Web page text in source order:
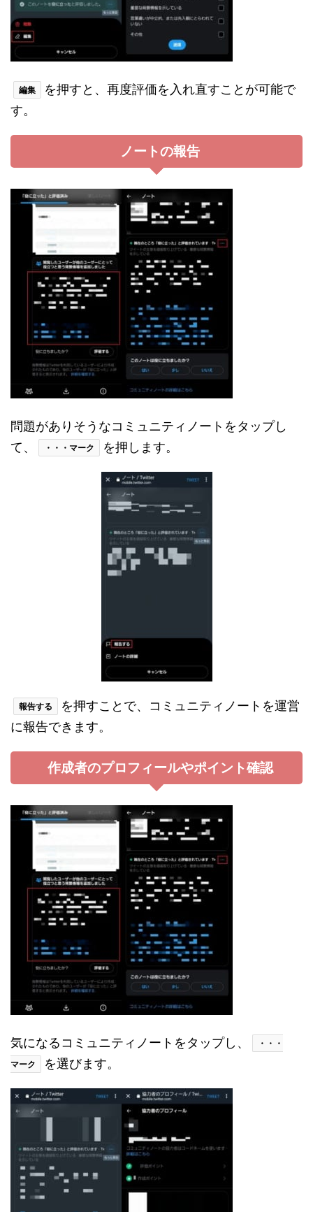
編集
を押すと、再度評価を入れ直すことが可能で
す。
ノートの報告
問題がありそうなコミュニティノートをタップし
て、
・・・マーク を押します。
報告する
を押すことで、コミュニティノートを運営
に報告できます。
作成者のプロフィールやポイント確認
気になるコミュニティノートをタップし、
・・・
マーク
を選びます。